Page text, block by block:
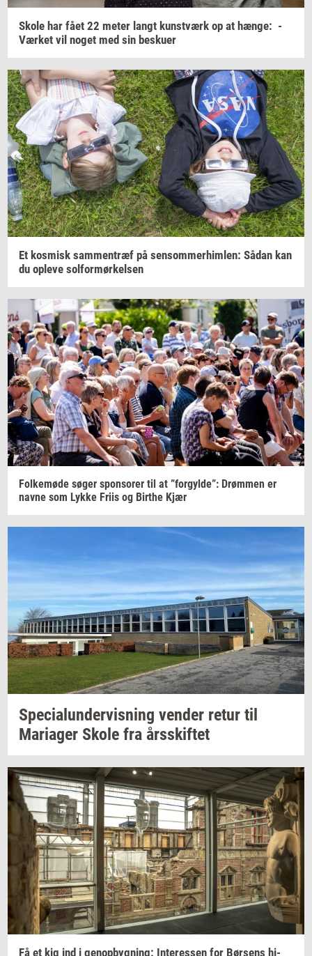
Skole har fået 22 meter langt kunst­værk op at hænge: -
Vær­ket vil noget med sin be­sku­er
Et kos­misk sam­men­træf på sen­som­mer­him­len: Sådan kan
du op­le­ve sol­for­mør­kel­sen
Fol­ke­mø­de søger sponso­rer til at ”for­gyl­de”: Drøm­men er
navne som Lykke Friis og Bir­t­he Kjær
Spe­ci­a­lun­der­vis­ning ven­der retur til
Ma­ri­a­ger Skole fra års­skif­tet
Få et kig ind i genop­byg­ning: In­ter­es­sen for Bør­sens hi­